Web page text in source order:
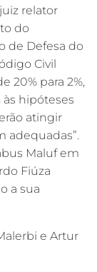
relator
do
de Defesa do
Civil
20% para 2%,
às hipóteses
atingir
adequadas”.
Maluf em
Fiúza
a sua
e Artur